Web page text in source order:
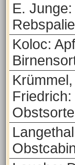
E.
Koloc: